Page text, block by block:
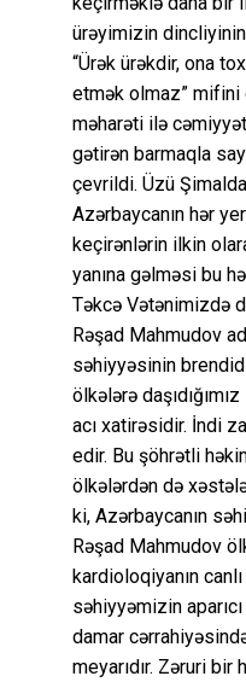
ürəyimizin dincliyinin
“Ürək ürəkdir, ona
etmək olmaz” mifini
məharəti ilə
gətirən barmaqla
çevrildi. Üzü
Azərbaycanın hər
keçirənlərin ilkin
yanına gəlməsi bu
Təkcə Vətənimizdə
Rəşad Mahmudov
səhiyyəsinin
ölkələrə
acı xatirəsidir. İndi
edir. Bu şöhrətli
ölkələrdən də
ki, Azərbaycanın
Rəşad Mahmudov
kardioloqiyanın
səhiyyəmizin
damar
meyarıdır. Zəruri bir